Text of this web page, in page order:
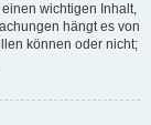
wichtigen Inhalt,
hängt es von
können oder nicht;